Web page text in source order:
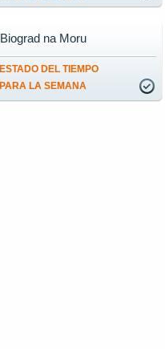
ESTADO DEL TIEMPO
PARA LA SEMANA
Biograd na Moru